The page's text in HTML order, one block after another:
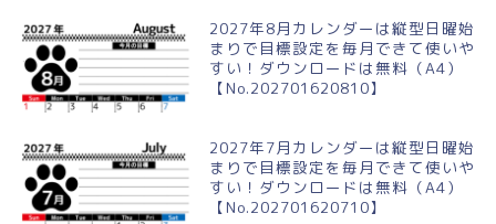
2027年8月カレンダーは縦型日曜始
まりで目標設定を毎月できて使いや
すい！ダウンロードは無料（A4）
【No.202701620810】
2027年7月カレンダーは縦型日曜始
まりで目標設定を毎月できて使いや
すい！ダウンロードは無料（A4）
【No.202701620710】